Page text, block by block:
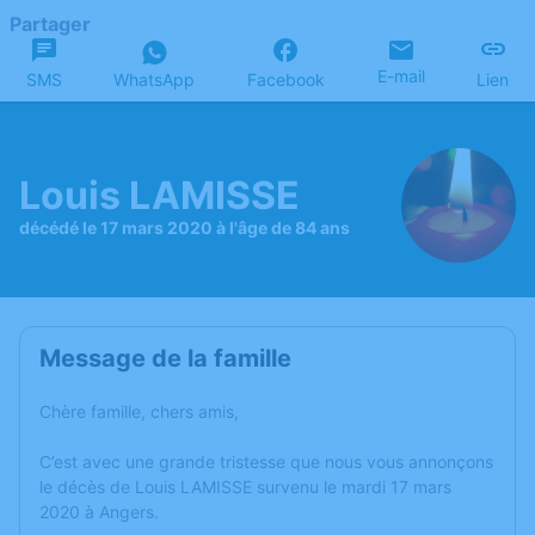
Partager
SMS WhatsApp Facebook E-mail Lien
Louis LAMISSE
décédé le 17 mars 2020 à l'âge de 84 ans
Message de la famille
Chère famille, chers amis,
C’est avec une grande tristesse que nous vous annonçons
le décès de Louis LAMISSE survenu le mardi 17 mars
2020 à Angers.